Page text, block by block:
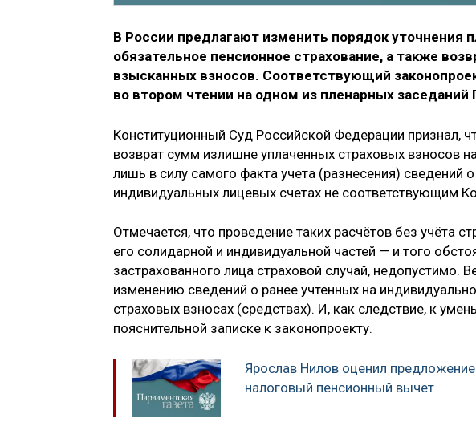
В России предлагают изменить порядок уточнения
обязательное пенсионное страхование, а также
взысканных взносов. Соответствующий
во втором чтении на одном из пленарных
Конституционный Суд Российской Федерации признал,
возврат сумм излишне уплаченных страховых взносов
лишь в силу самого факта учета (разнесения) сведений
индивидуальных лицевых счетах не соответствующим
Отмечается, что проведение таких расчётов без учёта
его солидарной и индивидуальной частей — и того
застрахованного лица страховой случай, недопустимо.
изменению сведений о ранее учтенных на
страховых взносах (средствах). И, как следствие, к
пояснительной записке к законопроекту.
Ярослав Нилов оценил предложение
налоговый пенсионный вычет